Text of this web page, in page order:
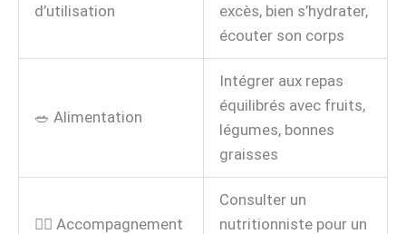
d’utilisation
excès, bien s’hydrater,
écouter son corps
🥗 Alimentation
Intégrer aux repas
équilibrés avec fruits,
légumes, bonnes
graisses
👨‍⚕️ Accompagnement
Consulter un
nutritionniste pour un